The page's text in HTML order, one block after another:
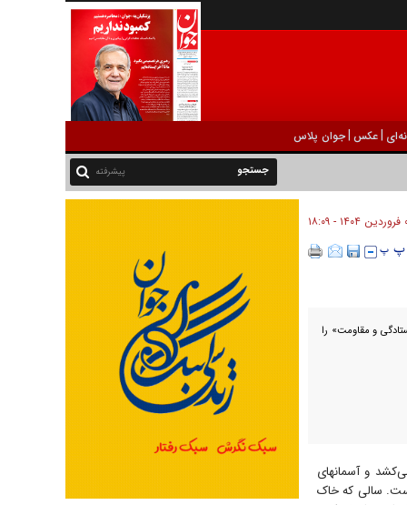
|عکس |جوان پلاس
پیشرفته
و مقاومت» را
و آسمانهای
ظلم است. سالی که خاک